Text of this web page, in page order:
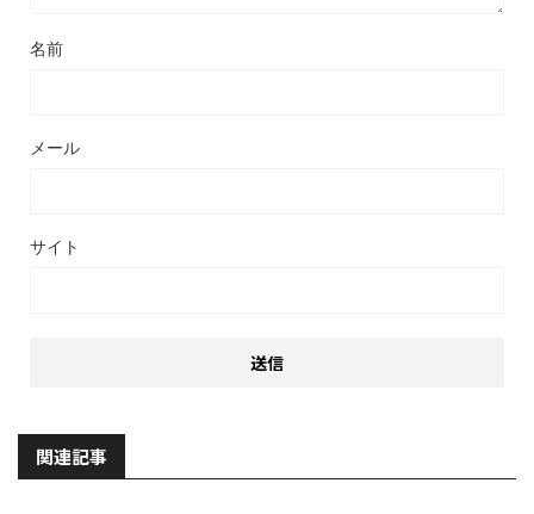
名前
メール
サイト
関連記事